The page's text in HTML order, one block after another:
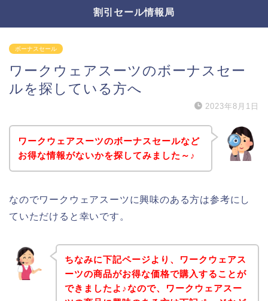
割引セール情報局
ボーナスセール
ワークウェアスーツのボーナスセー
ルを探している方へ
2023年8月1日
ワークウェアスーツのボーナスセールなど
お得な情報がないかを探してみました～♪
なのでワークウェアスーツに興味のある方は参考にし
ていただけると幸いです。
ちなみに下記ページより、ワークウェアス
ーツの商品がお得な価格で購入することが
できましたよ♪なので、ワークウェアスー